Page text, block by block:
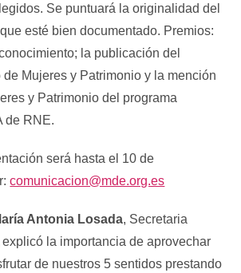
Se puntuará la originalidad del
esté bien documentado. Premios:
la publicación del
Mujeres y Patrimonio y la mención
y Patrimonio del programa
de RNE.
será hasta el 10 de
comunicacion@mde.org.es
Antonia Losada, Secretaria
la importancia de aprovechar
de nuestros 5 sentidos prestando